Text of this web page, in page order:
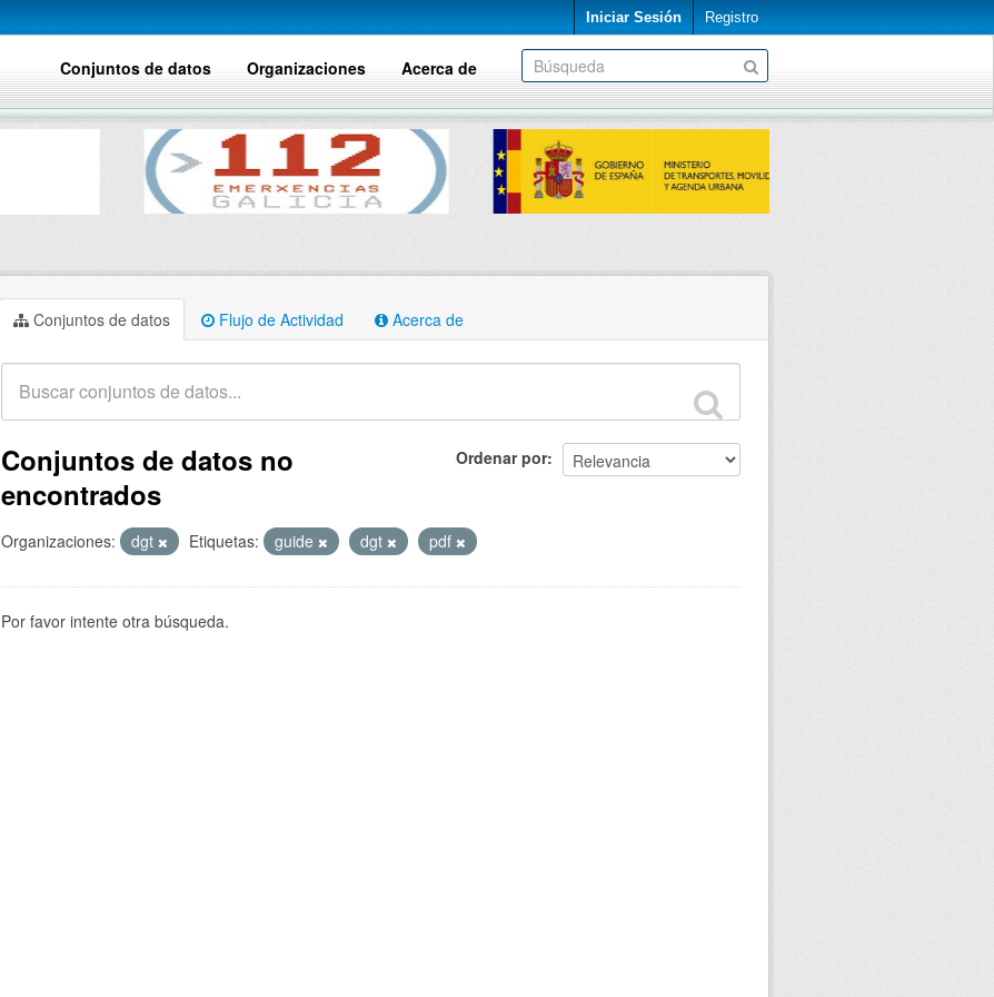
Iniciar Sesión Registro
Conjuntos de datos Organizaciones Acerca de
Conjuntos de datos Flujo de Actividad Acerca de
Ordenar por
Conjuntos de datos no
encontrados
Organizaciones: dgt Etiquetas: guide dgt pdf
Por favor intente otra búsqueda.